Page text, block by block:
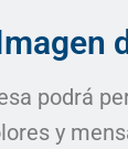
podrá
y